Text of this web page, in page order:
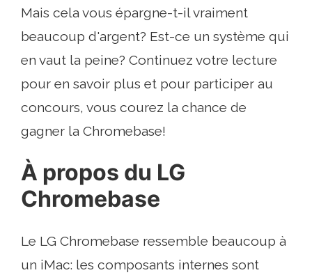
Mais cela vous épargne-t-il vraiment
beaucoup d'argent? Est-ce un système qui
en vaut la peine? Continuez votre lecture
pour en savoir plus et pour participer au
concours, vous courez la chance de
gagner la Chromebase!
À propos du LG
Chromebase
Le LG Chromebase ressemble beaucoup à
un iMac: les composants internes sont